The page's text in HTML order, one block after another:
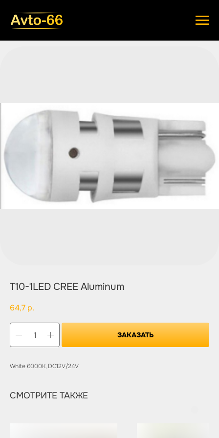
T10-1LED CREE Aluminum
64,7 р.
ЗАКАЗАТЬ
White 6000K, DC12V/24V
СМОТРИТЕ ТАКЖЕ